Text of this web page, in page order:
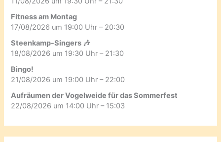
Fitness am Montag
17/08/2026 um 19:00 Uhr – 20:30
Steenkamp-Singers 🎶
18/08/2026 um 19:30 Uhr – 21:30
Bingo!
21/08/2026 um 19:00 Uhr – 22:00
Aufräumen der Vogelweide für das Sommerfest
22/08/2026 um 14:00 Uhr – 15:03